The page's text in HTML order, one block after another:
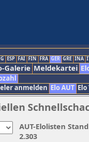
ESP FAI FIN FRA GER GRE INA
Galerie Meldekartei
anmelden Elo AUT
AUT-Elolisten
2.303